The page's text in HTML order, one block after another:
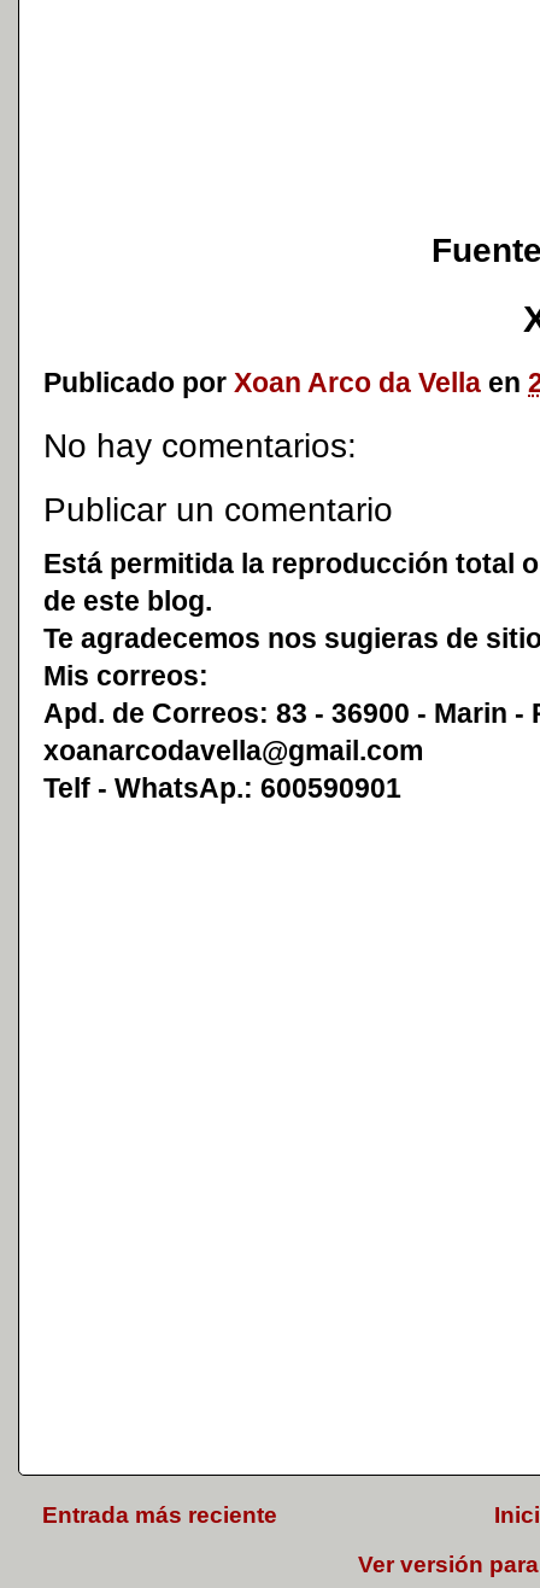
Publicado por Xoan Arco da Vella en
No hay comentarios:
Publicar un comentario
Está permitida la reproducción total
de este blog.
Te agradecemos nos sugieras de
Mis correos:
Apd. de Correos: 83 - 36900 - Marin -
xoanarcodavella@gmail.com
Telf - WhatsAp.: 600590901
Entrada más reciente
Ver versión